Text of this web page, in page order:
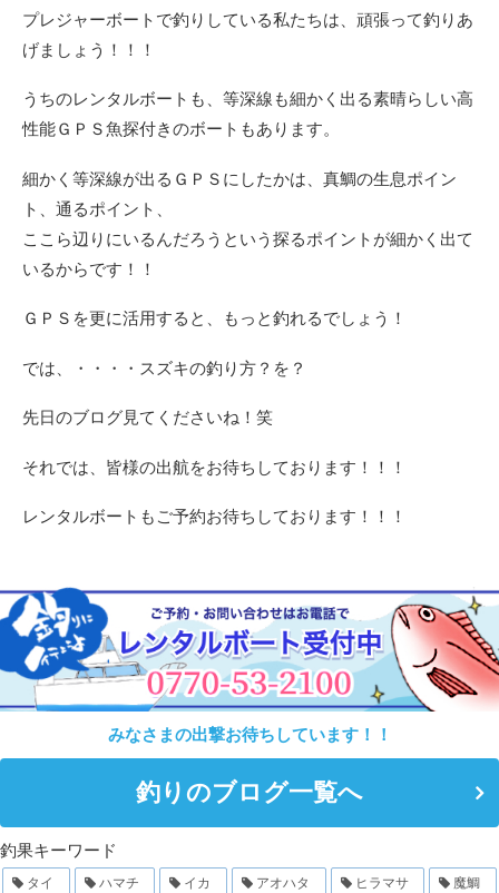
プレジャーボートで釣りしている私たちは、頑張って釣りあ
げましょう！！！
うちのレンタルボートも、等深線も細かく出る素晴らしい高
性能ＧＰＳ魚探付きのボートもあります。
細かく等深線が出るＧＰＳにしたかは、真鯛の生息ポイン
ト、通るポイント、
ここら辺りにいるんだろうという探るポイントが細かく出て
いるからです！！
ＧＰＳを更に活用すると、もっと釣れるでしょう！
では、・・・・スズキの釣り方？を？
先日のブログ見てくださいね！笑
それでは、皆様の出航をお待ちしております！！！
レンタルボートもご予約お待ちしております！！！
みなさまの出撃お待ちしています！！
釣りのブログ一覧へ
釣果キーワード
タイ ハマチ イカ アオハタ ヒラマサ 魔鯛